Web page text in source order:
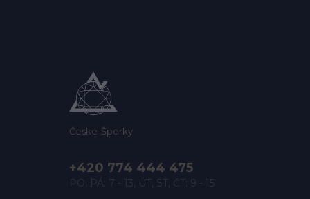
České-Šperky
+420 774 444 475
PO, PÁ: 7 - 13, ÚT, ST, ČT: 9 - 15